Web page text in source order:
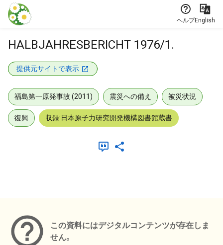
本文に飛ぶ
ヘルプEnglish
HALBJAHRESBERICHT 1976/1.
提供元サイトで表示
福島第一原発事故 (2011) 震災への備え 被災状況
復興 収録:日本原子力研究開発機構図書館蔵書
この資料にはデジタルコンテンツが存在しま
せん。